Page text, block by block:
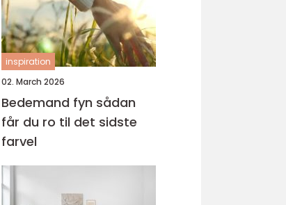
inspiration
02. March 2026
Bedemand fyn sådan
får du ro til det sidste
farvel